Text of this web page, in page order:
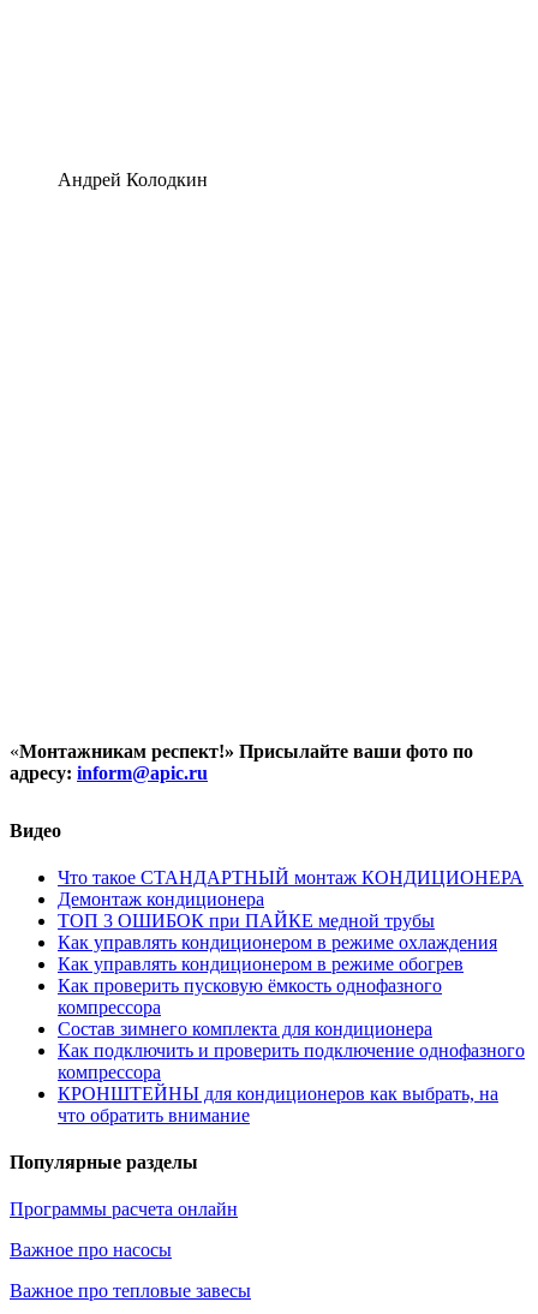
Андрей Колодкин
«Монтажникам респект!» Присылайте ваши фото по
адресу: inform@apic.ru
Видео
Что такое СТАНДАРТНЫЙ монтаж КОНДИЦИОНЕРА
Демонтаж кондиционера
ТОП 3 ОШИБОК при ПАЙКЕ медной трубы
Как управлять кондиционером в режиме охлаждения
Как управлять кондиционером в режиме обогрев
Как проверить пусковую ёмкость однофазного
компрессора
Состав зимнего комплекта для кондиционера
Как подключить и проверить подключение однофазного
компрессора
КРОНШТЕЙНЫ для кондиционеров как выбрать, на
что обратить внимание
Популярные разделы
Программы расчета онлайн
Важное про насосы
Важное про тепловые завесы